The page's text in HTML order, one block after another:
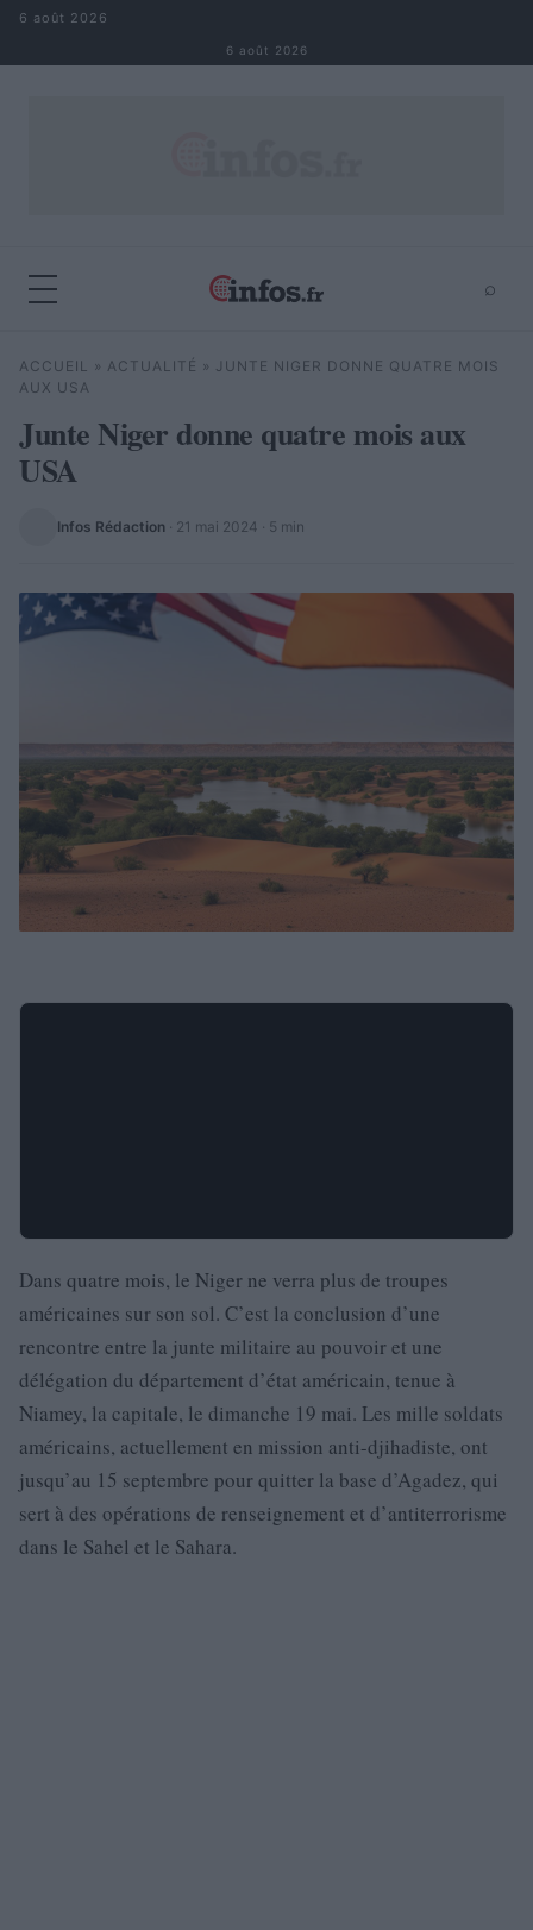
Aller au contenu
6 août 2026
6 août 2026
⌕
Rechercher ⌕ ×
ACCUEIL » ACTUALITÉ » JUNTE NIGER DONNE QUATRE MOIS
AUX USA
Junte Niger donne quatre mois aux
USA
Infos Rédaction · 21 mai 2024 · 5 min
Dans quatre mois, le Niger ne verra plus de troupes
américaines sur son sol. C’est la conclusion d’une
rencontre entre la junte militaire au pouvoir et une
délégation du département d’état américain, tenue à
Niamey, la capitale, le dimanche 19 mai. Les mille soldats
américains, actuellement en mission anti-djihadiste, ont
jusqu’au 15 septembre pour quitter la base d’Agadez, qui
sert à des opérations de renseignement et d’antiterrorisme
dans le Sahel et le Sahara.